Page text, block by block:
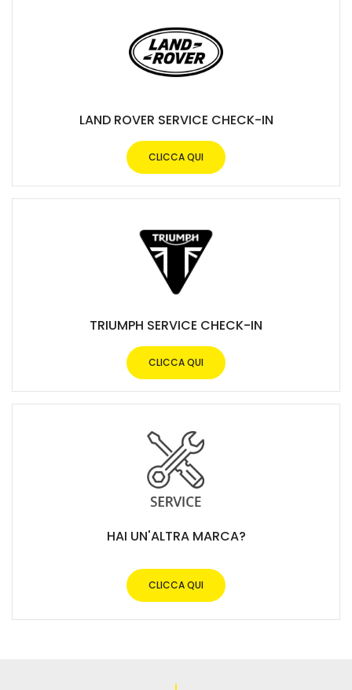
LAND ROVER SERVICE CHECK-IN
CLICCA QUI
TRIUMPH SERVICE CHECK-IN
CLICCA QUI
HAI UN'ALTRA MARCA?
CLICCA QUI